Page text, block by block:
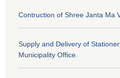
Contruction of Shree Janta Ma
Supply and Delivery of
Municipality Office.